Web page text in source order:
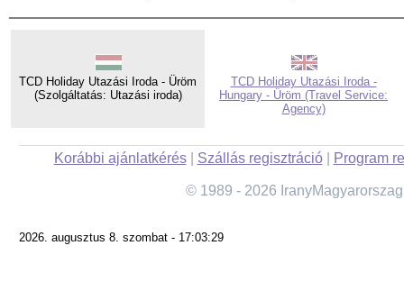
TCD Holiday Utazási Iroda - Üröm
(Szolgáltatás: Utazási iroda)
TCD Holiday Utazási Iroda -
Hungary - Üröm (Travel Service:
Agency)
Korábbi ajánlatkérés| Szállás regisztráció| Program
© 1989 - 2026
2026. augusztus 8. szombat - 17:03:29